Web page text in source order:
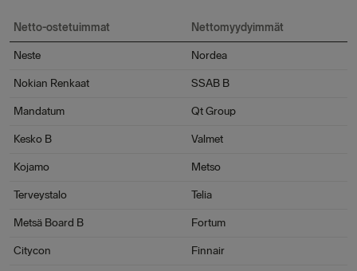
Netto-ostetuimmat Nettomyydyimmät
Neste Nordea
Nokian Renkaat SSAB B
Mandatum Qt Group
Kesko B Valmet
Kojamo Metso
Terveystalo Telia
Metsä Board B Fortum
Citycon Finnair